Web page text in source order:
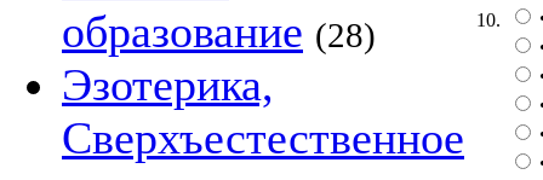
образование (28)
Эзотерика,
Сверхъестественное
10.